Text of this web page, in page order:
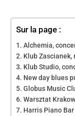
Sur la page :
Alchemia,
Klub Zascianek,
Klub Studio,
New day blues
Globus Music
Warsztat
Harris Piano